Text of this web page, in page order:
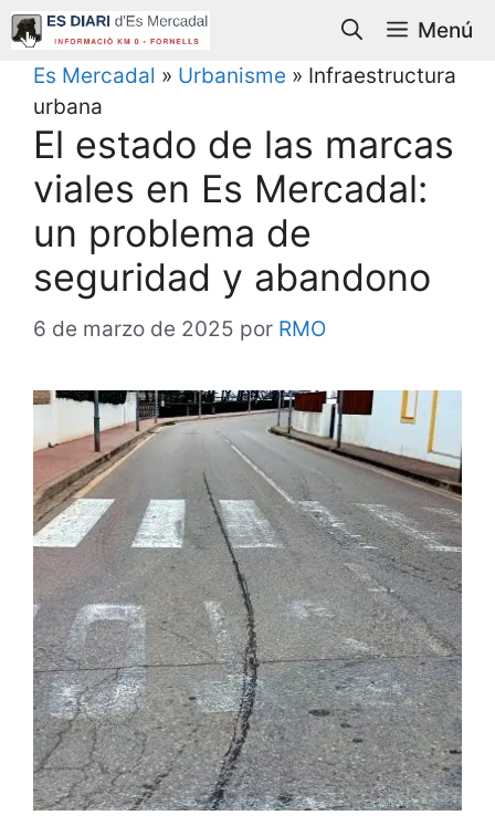
Saltar
al
contenido
Menú
Es Mercadal » Urbanisme » Infraestructura
urbana
El estado de las marcas
viales en Es Mercadal:
un problema de
seguridad y abandono
6 de marzo de 2025 por RMO